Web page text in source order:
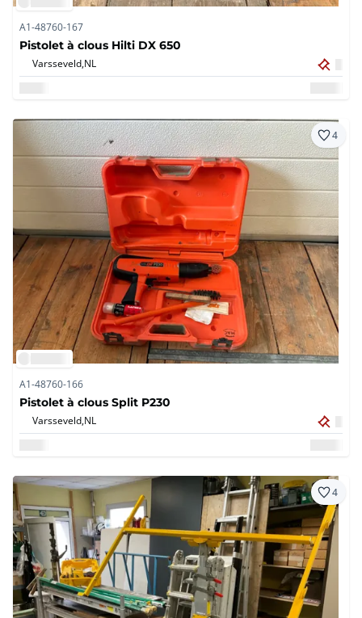
A1-48760-167
Pistolet à clous Hilti DX 650
Varsseveld,NL
4
A1-48760-166
Pistolet à clous Split P230
Varsseveld,NL
4